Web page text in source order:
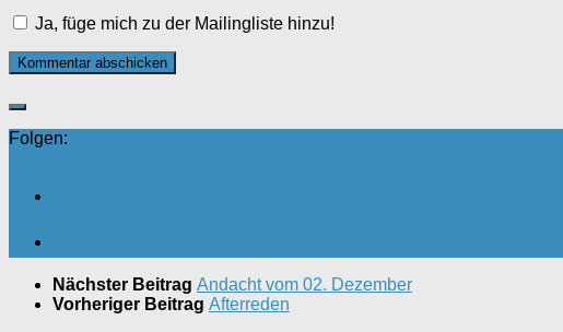
Ja, füge mich zu der Mailingliste hinzu!
Folgen:
Nächster Beitrag Andacht vom 02. Dezember
Vorheriger Beitrag Afterreden